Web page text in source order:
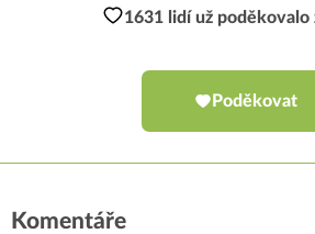
1631 lidí už poděkovalo
Poděkovat
Komentáře